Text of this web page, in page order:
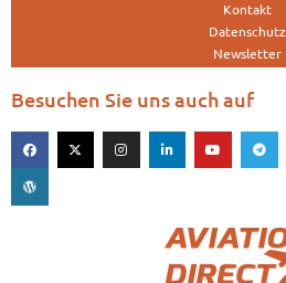
Kontakt
Datenschutz
Newsletter
Besuchen Sie uns auch auf